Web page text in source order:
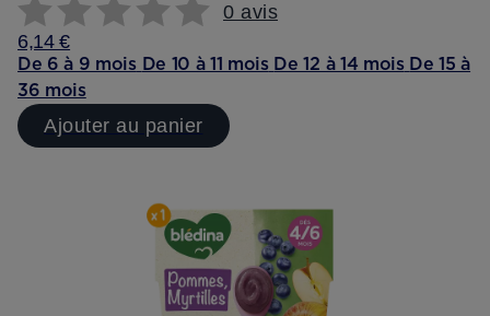
0 avis
6,14 €
De 6 à 9 mois De 10 à 11 mois De 12 à 14 mois De 15 à
36 mois
Ajouter au panier